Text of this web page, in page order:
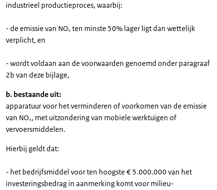
industrieel productieproces, waarbij:
- de emissie van NOₓ ten minste 50% lager ligt dan wettelijk
verplicht, en
- wordt voldaan aan de voorwaarden genoemd onder paragraaf
2b van deze bijlage,
b. bestaande uit:
apparatuur voor het verminderen of voorkomen van de emissie
van NOₓ, met uitzondering van mobiele werktuigen of
vervoersmiddelen.
Hierbij geldt dat:
- het bedrijfsmiddel voor ten hoogste € 5.000.000 van het
investeringsbedrag in aanmerking komt voor milieu-